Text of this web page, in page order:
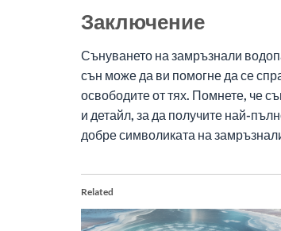
Заключение
Сънуването на замръзнали
сън може да ви помогне да се
освободите от тях. Помнете, че
и детайл, за да получите най-
добре символиката на
Related